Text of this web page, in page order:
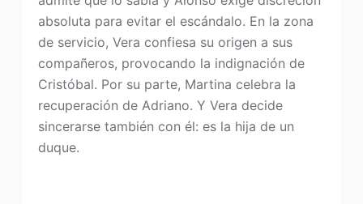
absoluta para evitar el escándalo. En la zona
de servicio, Vera confiesa su origen a sus
compañeros, provocando la indignación de
Cristóbal. Por su parte, Martina celebra la
recuperación de Adriano. Y Vera decide
sincerarse también con él: es la hija de un
duque.